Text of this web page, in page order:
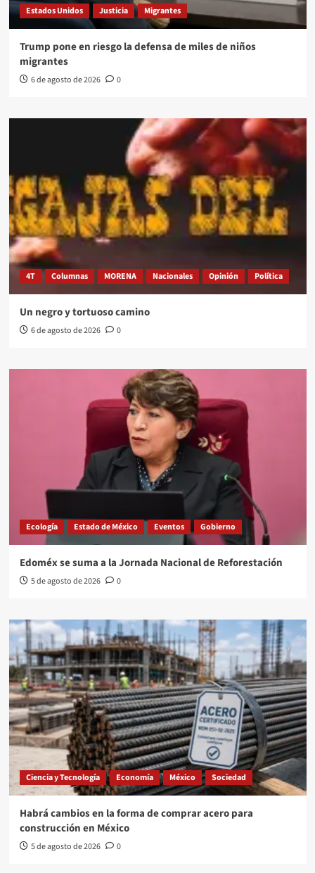
Estados Unidos
Justicia Migrantes
Trump pone en riesgo la defensa de miles de niños
migrantes
6 de agosto de 2026 0
4T Columnas MORENA Nacionales Opinión Política
Un negro y tortuoso camino
6 de agosto de 2026 0
Ecología Estado de México Eventos Gobierno
Edoméx se suma a la Jornada Nacional de Reforestación
5 de agosto de 2026 0
Ciencia y Tecnología Economía México Sociedad
Habrá cambios en la forma de comprar acero para
construcción en México
5 de agosto de 2026 0